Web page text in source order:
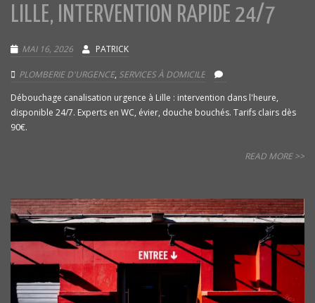
LILLE, INTERVENTION RAPIDE 24/7
MAI 16, 2026 PATRICK
PLOMBERIE D'URGENCE, SERVICES À DOMICILE
Débouchage canalisation urgence à Lille : intervention dans l'heure,
disponible 24/7. Experts en WC, évier, douche bouchés. Tarifs clairs dès
90€.
READ MORE >>